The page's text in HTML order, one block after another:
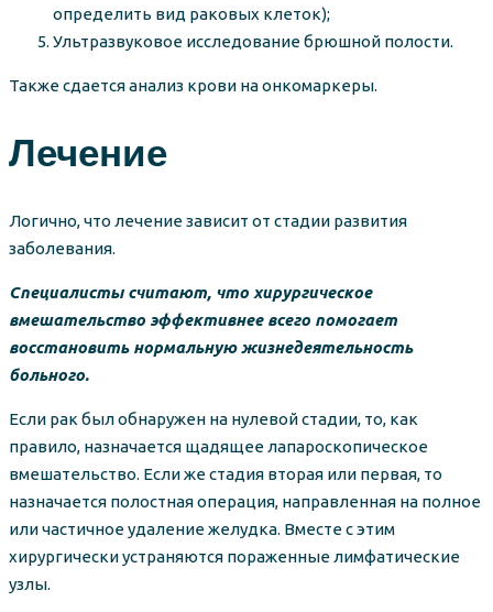
определить вид раковых клеток);
Ультразвуковое исследование брюшной полости.
Также сдается анализ крови на онкомаркеры.
Лечение
Логично, что лечение зависит от стадии развития
заболевания.
Специалисты считают, что хирургическое
вмешательство эффективнее всего помогает
восстановить нормальную жизнедеятельность
больного.
Если рак был обнаружен на нулевой стадии, то, как
правило, назначается щадящее лапароскопическое
вмешательство. Если же стадия вторая или первая, то
назначается полостная операция, направленная на полное
или частичное удаление желудка. Вместе с этим
хирургически устраняются пораженные лимфатические
узлы.